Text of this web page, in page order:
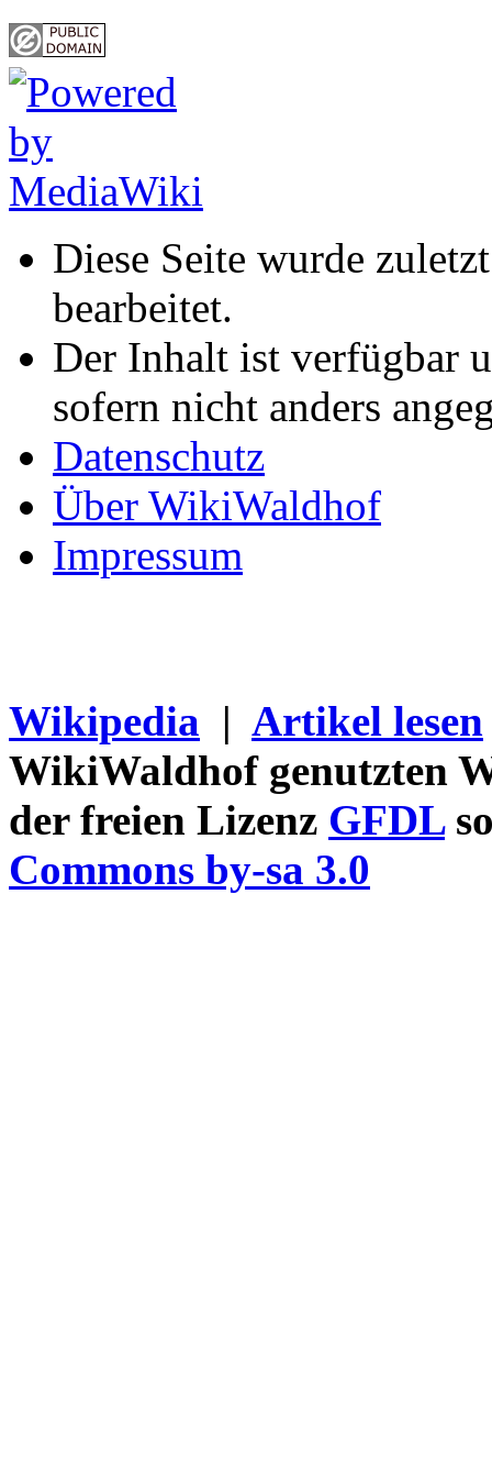
Diese Seite wurde
bearbeitet.
Der Inhalt ist verfügbar
sofern nicht anders
Datenschutz
Über WikiWaldhof
Impressum
Wikipedia | Artikel lesen
WikiWaldhof genutzten
der freien Lizenz GFDL
Commons by-sa 3.0